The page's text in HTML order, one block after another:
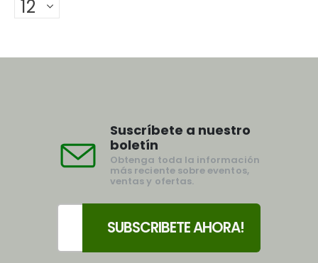
Suscríbete a nuestro
boletín
Obtenga toda la información
más reciente sobre eventos,
ventas y ofertas.